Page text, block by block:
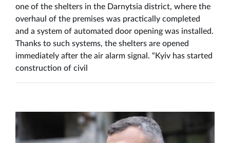
one of the shelters in the Darnytsia district, where the
overhaul of the premises was practically completed
and a system of automated door opening was installed.
Thanks to such systems, the shelters are opened
immediately after the air alarm signal. “Kyiv has started
construction of civil